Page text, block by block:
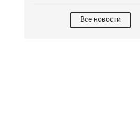
Все новости